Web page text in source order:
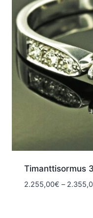
Timanttisormus
2.255,00€ –